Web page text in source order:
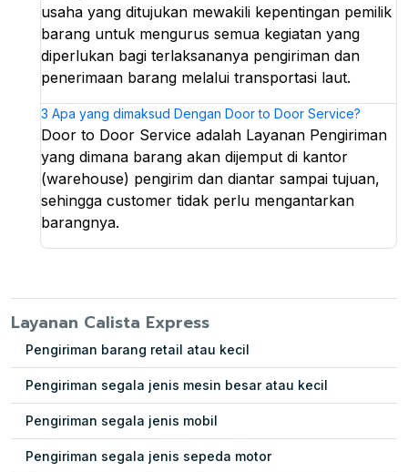
usaha yang ditujukan mewakili kepentingan pemilik
barang untuk mengurus semua kegiatan yang
diperlukan bagi terlaksananya pengiriman dan
penerimaan barang melalui transportasi laut.
3 Apa yang dimaksud Dengan Door to Door Service?
Door to Door Service adalah Layanan Pengiriman
yang dimana barang akan dijemput di kantor
(warehouse) pengirim dan diantar sampai tujuan,
sehingga customer tidak perlu mengantarkan
barangnya.
Layanan Calista Express
Pengiriman barang retail atau kecil
Pengiriman segala jenis mesin besar atau kecil
Pengiriman segala jenis mobil
Pengiriman segala jenis sepeda motor